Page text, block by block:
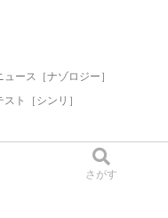
さがす
ュース［ナゾロジー］
ト［シンリ］